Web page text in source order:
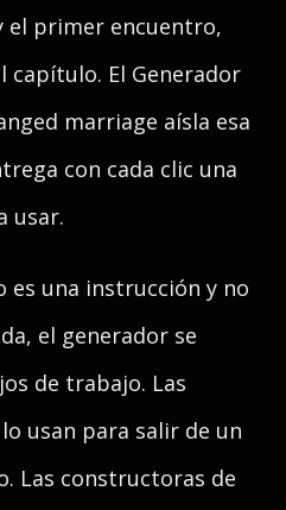
el primer encuentro,
capítulo. El Generador
marriage aísla esa
con cada clic una
usar.
es una instrucción y no
el generador se
de trabajo. Las
usan para salir de un
Las constructoras de